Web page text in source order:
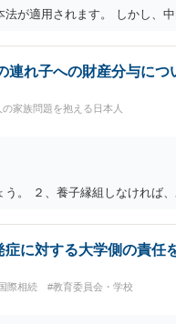
が適用されます。 しかし、
連れ子への財産分与につ
の家族問題を抱える日本人
う。 ２、養子縁組しなければ
に対する大学側の責任
際相続 #教育委員会・学校